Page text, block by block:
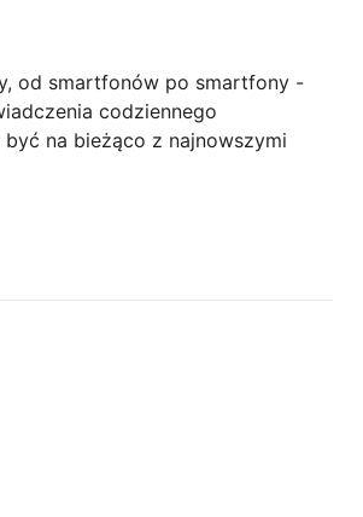
od smartfonów po smartfony -
codziennego
na bieżąco z najnowszymi